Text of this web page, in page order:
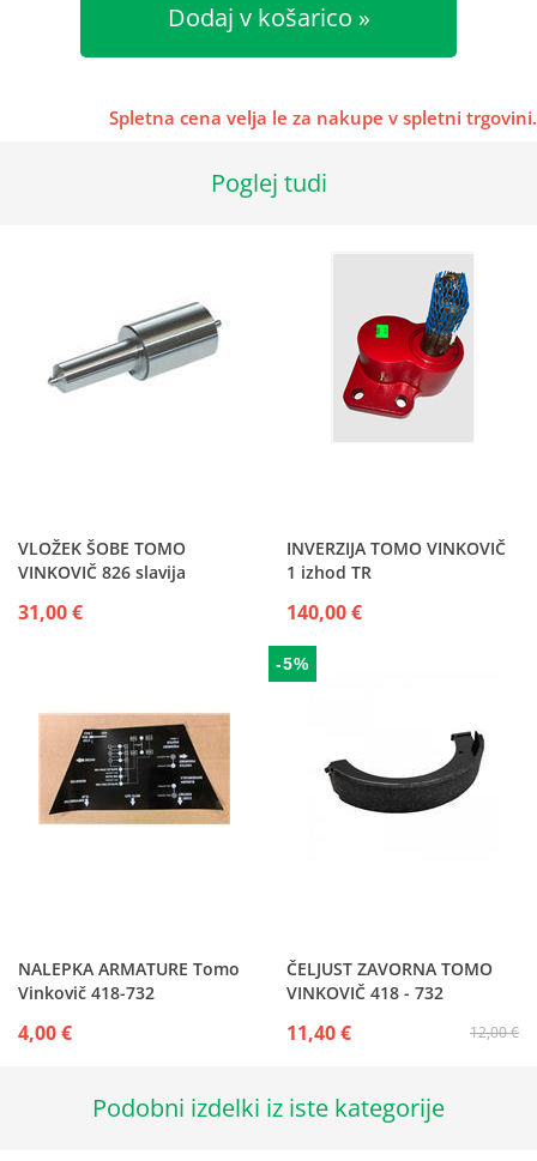
Dodaj v košarico
Spletna cena velja le za nakupe v spletni trgovini.
Poglej tudi
VLOŽEK ŠOBE TOMO
VINKOVIČ 826 slavija
31,00 €
INVERZIJA TOMO VINKOVIČ
1 izhod TR
140,00 €
NALEPKA ARMATURE Tomo
Vinkovič 418-732
4,00 €
-5%
ČELJUST ZAVORNA TOMO
VINKOVIČ 418 - 732
12,00 €
11,40 €
Podobni izdelki iz iste kategorije